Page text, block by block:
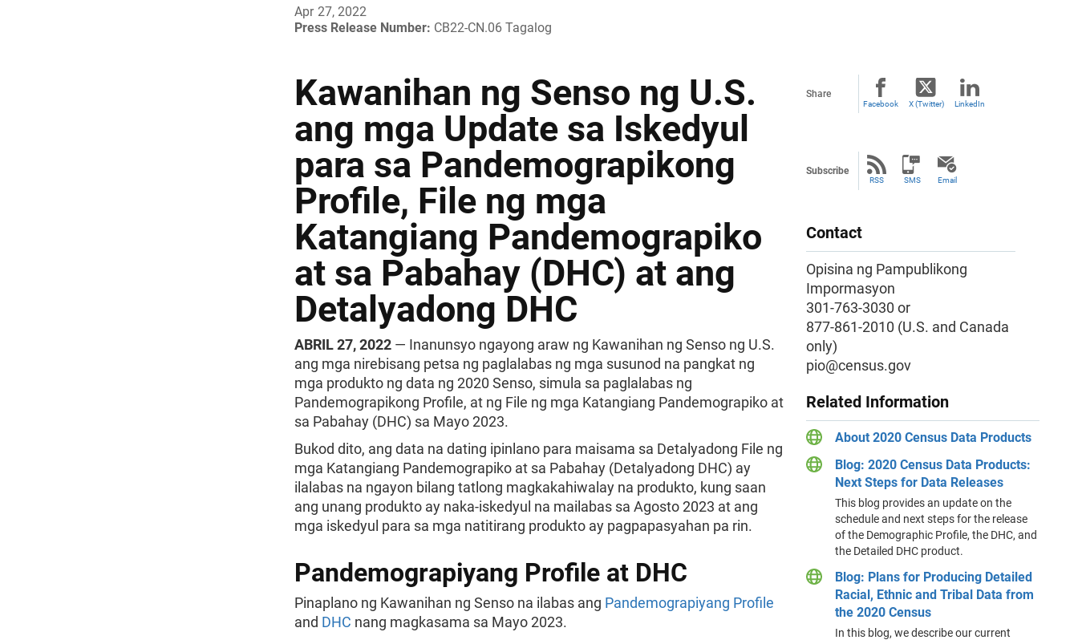
Apr 27, 2022
Press Release Number: CB22-CN.06 Tagalog
Kawanihan ng Senso ng U.S.
ang mga Update sa Iskedyul
para sa Pandemograpikong
Profile, File ng mga
Katangiang Pandemograpiko
at sa Pabahay (DHC) at ang
Detalyadong DHC
ABRIL 27, 2022 — Inanunsyo ngayong araw ng Kawanihan ng Senso ng U.S.
ang mga nirebisang petsa ng paglalabas ng mga susunod na pangkat ng
mga produkto ng data ng 2020 Senso, simula sa paglalabas ng
Pandemograpikong Profile, at ng File ng mga Katangiang Pandemograpiko at
sa Pabahay (DHC) sa Mayo 2023.
Bukod dito, ang data na dating ipinlano para maisama sa Detalyadong File ng
mga Katangiang Pandemograpiko at sa Pabahay (Detalyadong DHC) ay
ilalabas na ngayon bilang tatlong magkakahiwalay na produkto, kung saan
ang unang produkto ay naka-iskedyul na mailabas sa Agosto 2023 at ang
mga iskedyul para sa mga natitirang produkto ay pagpapasyahan pa rin.
Pandemograpiyang Profile at DHC
Pinaplano ng Kawanihan ng Senso na ilabas ang Pandemograpiyang Profile
and DHC nang magkasama sa Mayo 2023.
Share
Facebook X (Twitter) LinkedIn
Subscribe
RSS SMS Email
Contact
Opisina ng Pampublikong
Impormasyon
301-763-3030 or
877-861-2010 (U.S. and Canada
only)
pio@census.gov
Related Information
About 2020 Census Data Products
Blog: 2020 Census Data Products:
Next Steps for Data Releases
This blog provides an update on the
schedule and next steps for the release
of the Demographic Profile, the DHC, and
the Detailed DHC product.
Blog: Plans for Producing Detailed
Racial, Ethnic and Tribal Data from
the 2020 Census
In this blog, we describe our current